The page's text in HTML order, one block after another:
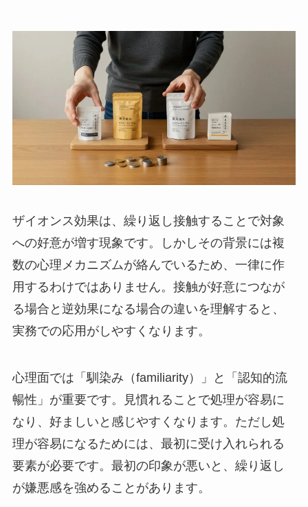
ザイオンス効果は、繰り返し接触することで対象
への好意が増す現象です。しかしその背景には複
数の心理メカニズムが絡んでいるため、一律に作
用するわけではありません。接触が好意につなが
る場合と逆効果になる場合の違いを理解すると、
実務での応用がしやすくなります。
心理面では「馴染み（familiarity）」と「認知的流
暢性」が重要です。見慣れることで処理が容易に
なり、好ましいと感じやすくなります。ただし処
理が容易になるためには、最初に受け入れられる
要素が必要です。最初の印象が悪いと、繰り返し
が嫌悪感を強めることがあります。